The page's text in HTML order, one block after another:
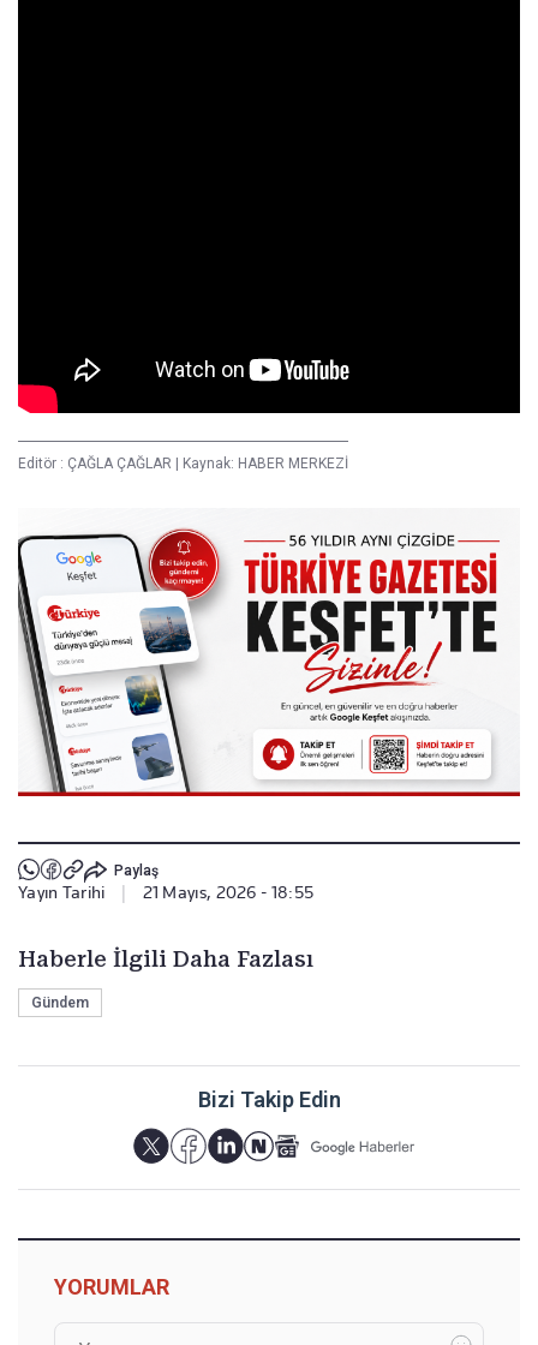
Editör : ÇAĞLA ÇAĞLAR Kaynak: HABER MERKEZİ
Paylaş
Yayın Tarihi 21 Mayıs, 2026 - 18:55
Haberle İlgili Daha Fazlası
Gündem
Bizi Takip Edin
YORUMLAR